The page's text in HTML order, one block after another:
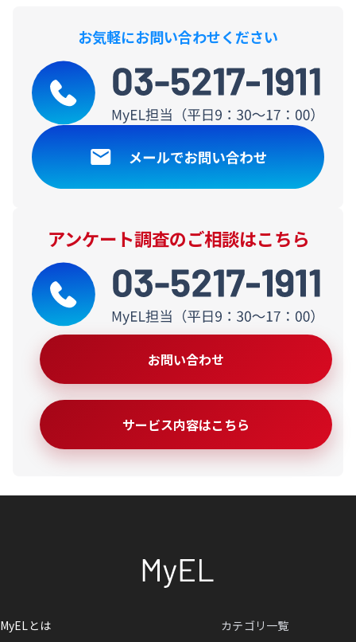
お気軽にお問い合わせください
アンケート調査のご相談はこちら
お問い合わせ
サービス内容はこちら
MyELとは
カテゴリ一覧